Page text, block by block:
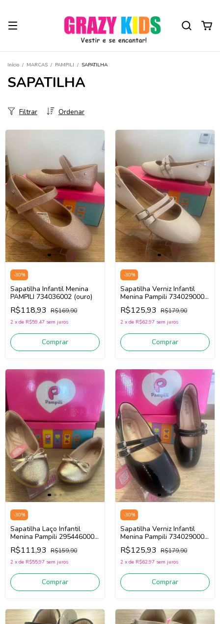
Início / MARCAS / PAMPILI / SAPATILHA
SAPATILHA
Ordenar
Filtrar
-30%
Sapatilha Infantil Menina
PAMPILI 734036002 (ouro)
R$118,93 R$169,90
2 x de R$59,47 sem juros
Comprar
-30%
Sapatilha Verniz Infantil
Menina Pampili 734029000
(branco)
R$125,93 R$179,90
2 x de R$62,97 sem juros
Comprar
-30%
Sapatilha Laço Infantil
Menina Pampili 295446000
(Dourado)
R$111,93 R$159,90
2 x de R$55,97 sem juros
Comprar
-30%
Sapatilha Verniz Infantil
Menina Pampili 734029000
(preto)
R$125,93 R$179,90
2 x de R$62,97 sem juros
Comprar